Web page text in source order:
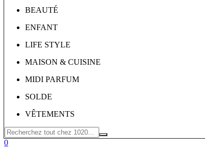
BEAUTÉ
ENFANT
LIFE STYLE
MAISON & CUISINE
MIDI PARFUM
SOLDE
VÊTEMENTS
0